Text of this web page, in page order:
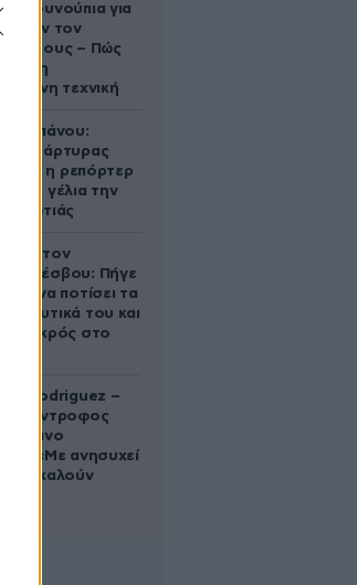
κουνούπια για
τον
τους – Πώς
η
τεχνική
Σιαμπάνου:
μάρτυρας
γιατί η ρεπόρτερ
σε γέλια την
φωτιάς
στον
Λέσβου: Πήγε
να ποτίσει τα
του και
νεκρός στο
Rodriguez –
η σύντροφος
«Με ανησυχεί
αποκαλούν